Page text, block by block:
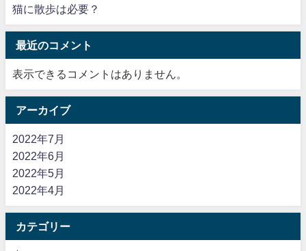
猫に散歩は必要？
最近のコメント
表示できるコメントはありません。
アーカイブ
2022年7月
2022年6月
2022年5月
2022年4月
カテゴリー